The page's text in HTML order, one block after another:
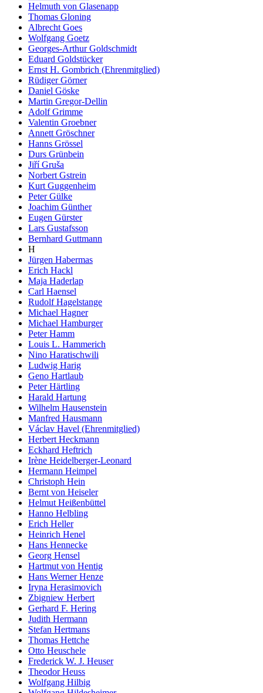
Helmuth von Glasenapp
Thomas Gloning
Albrecht Goes
Wolfgang Goetz
Georges-Arthur Goldschmidt
Eduard Goldstücker
Ernst H. Gombrich (Ehrenmitglied)
Rüdiger Görner
Daniel Göske
Martin Gregor-Dellin
Adolf Grimme
Valentin Groebner
Annett Gröschner
Hanns Grössel
Durs Grünbein
Jiří Gruša
Norbert Gstrein
Kurt Guggenheim
Peter Gülke
Joachim Günther
Eugen Gürster
Lars Gustafsson
Bernhard Guttmann
H
Jürgen Habermas
Erich Hackl
Maja Haderlap
Carl Haensel
Rudolf Hagelstange
Michael Hagner
Michael Hamburger
Peter Hamm
Louis L. Hammerich
Nino Haratischwili
Ludwig Harig
Geno Hartlaub
Peter Härtling
Harald Hartung
Wilhelm Hausenstein
Manfred Hausmann
Václav Havel (Ehrenmitglied)
Herbert Heckmann
Eckhard Heftrich
Irène Heidelberger-Leonard
Hermann Heimpel
Christoph Hein
Bernt von Heiseler
Helmut Heißenbüttel
Hanno Helbling
Erich Heller
Heinrich Henel
Hans Hennecke
Georg Hensel
Hartmut von Hentig
Hans Werner Henze
Iryna Herasimovich
Zbigniew Herbert
Gerhard F. Hering
Judith Hermann
Stefan Hertmans
Thomas Hettche
Otto Heuschele
Frederick W. J. Heuser
Theodor Heuss
Wolfgang Hilbig